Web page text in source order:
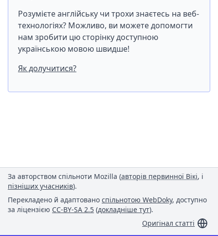
Розумієте англійську чи трохи знаєтесь на веб-
технологіях? Можливо, ви можете допомогти
нам зробити цю сторінку доступною
українською мовою швидше!
Як долучитися?
За авторством спільноти Mozilla (авторів первинної Вікі, і
пізніших учасників).
Перекладено й адаптовано спільнотою WebDoky, доступно
за ліцензією CC-BY-SA 2.5 (докладніше тут).
Оригінал статті